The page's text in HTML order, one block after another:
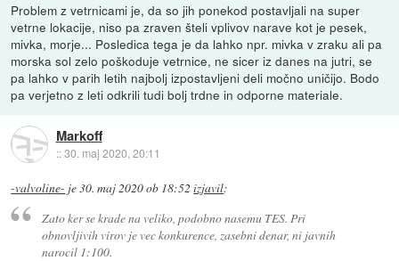
Problem z vetrnicami je, da so jih ponekod postavljali na super
vetrne lokacije, niso pa zraven šteli vplivov narave kot je pesek,
mivka, morje... Posledica tega je da lahko npr. mivka v zraku ali pa
morska sol zelo poškoduje vetrnice, ne sicer iz danes na jutri, se
pa lahko v parih letih najbolj izpostavljeni deli močno uničijo. Bodo
pa verjetno z leti odkrili tudi bolj trdne in odporne materiale.
Markoff
::30. maj 2020, 20:11
-valvoline- je30. maj 2020 ob 18:52 izjavil:
Zato ker se krade na veliko, podobno nasemu TES. Pri
obnovljivih virov je vec konkurence, zasebni denar, ni javnih
narocil 1:100.